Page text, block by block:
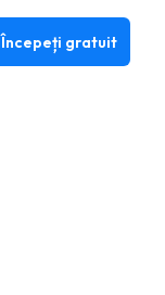
Începeți gratuit